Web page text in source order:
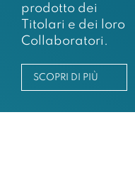
prodotto dei
Titolari e dei loro
Collaboratori.
SCOPRI DI PIÙ